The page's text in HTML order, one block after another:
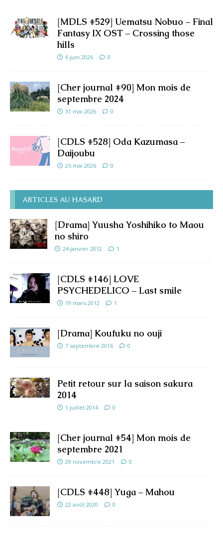
[MDLS #529] Uematsu Nobuo – Final
Fantasy IX OST – Crossing those
hills
6 juin 2026 0
[Cher journal #90] Mon mois de
septembre 2024
31 mai 2026 0
[CDLS #528] Oda Kazumasa –
Daijoubu
25 mai 2026 0
ARTICLES AU HASARD
[Drama] Yuusha Yoshihiko to Maou
no shiro
24 janvier 2012 1
[CDLS #146] LOVE
PSYCHEDELICO – Last smile
19 mars 2012 1
[Drama] Koufuku no ouji
7 septembre 2016 0
Petit retour sur la saison sakura
2014
1 juillet 2014 0
[Cher journal #54] Mon mois de
septembre 2021
29 novembre 2021 0
[CDLS #448] Yuga – Mahou
22 août 2020 0